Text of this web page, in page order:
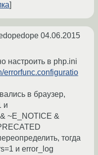
04.06.2015
настроить в php.ini
errorfunc.configuratio
в браузер,
и
~E_NOTICE &
тогда
и error_log